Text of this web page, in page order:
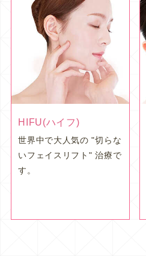
HIFU(ハイフ)
世界中で大人気の "切らな
いフェイスリフト" 治療で
す。